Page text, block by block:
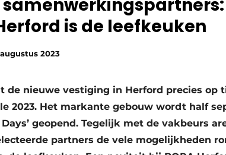
aanmelden
is de leefkeuken
augustus 2023
de nieuwe vestiging in Herford precies op
2023. Het markante gebouw wordt half
geopend. Tegelijk met de vakbeurs
partners de vele mogelijkheden